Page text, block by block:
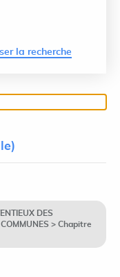
la recherche
DES
> Chapitre